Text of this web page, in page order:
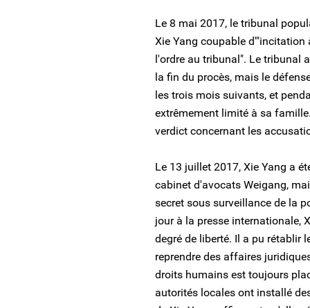
Le 8 mai 2017, le tribunal
Xie Yang coupable
l'ordre au tribunal". Le tribunal
la fin du procès, mais le
les trois mois suivants, et
extrêmement limité à sa
verdict concernant les
Le 13 juillet 2017, Xie Yang a
cabinet d'avocats Weigang,
secret sous surveillance de la
jour à la presse internationale,
degré de liberté. Il a pu rétablir
reprendre des affaires
droits humains est toujours
autorités locales ont installé